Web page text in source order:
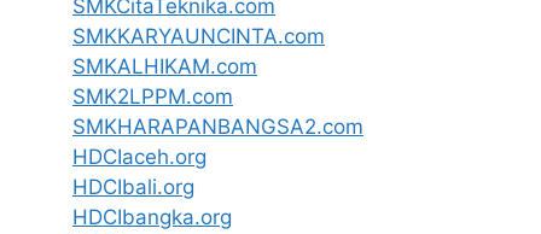
SMKCitaTeknika.com
SMKKARYAUNCINTA.com
SMKALHIKAM.com
SMK2LPPM.com
SMKHARAPANBANGSA2.com
HDCIaceh.org
HDCIbali.org
HDCIbangka.org